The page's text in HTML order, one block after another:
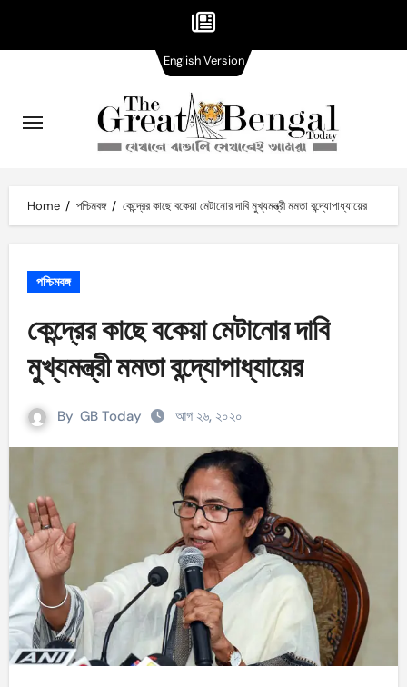
content
Home পশ্চিমবঙ্গ কেন্দ্রের কাছে বকেয়া মেটানোর দাবি মুখ্যমন্ত্রী মমতা বন্দ্যোপাধ্যায়ের
পশ্চিমবঙ্গ
কেন্দ্রের কাছে বকেয়া মেটানোর দাবি
মুখ্যমন্ত্রী মমতা বন্দ্যোপাধ্যায়ের
By GB Today আগ ২৬, ২০২০
English VersionVersion